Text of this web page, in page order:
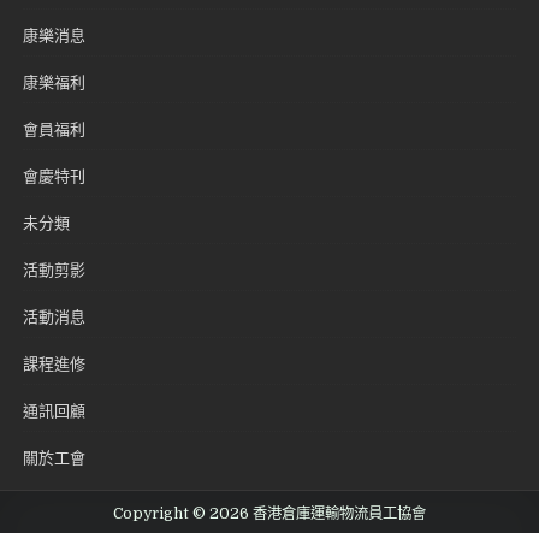
康樂消息
康樂福利
會員福利
會慶特刊
未分類
活動剪影
活動消息
課程進修
通訊回顧
關於工會
Copyright © 2026 香港倉庫運輸物流員工協會